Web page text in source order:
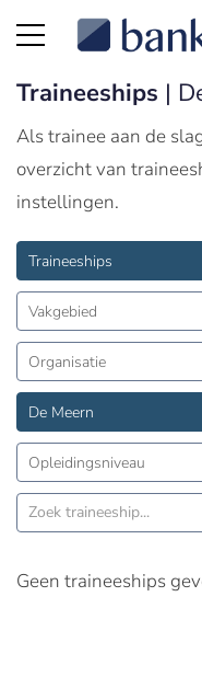
Traineeships |
Als trainee aan de
overzicht van
instellingen.
Traineeships
Vakgebied
Organisatie
De Meern
Opleidingsniveau
Geen traineeships